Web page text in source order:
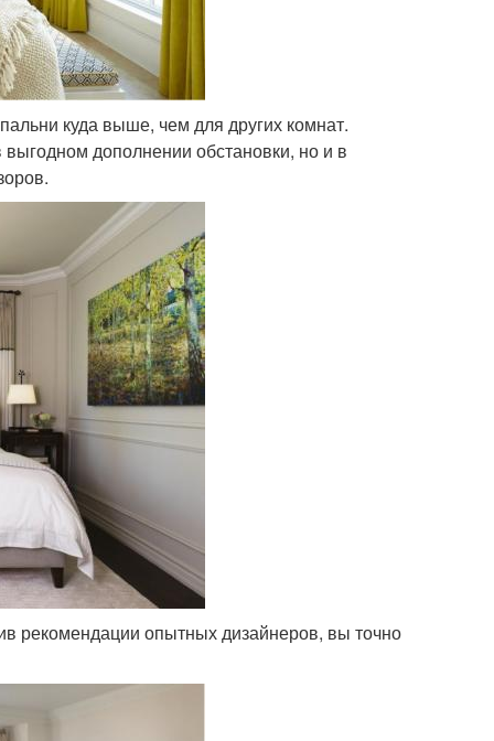
куда выше, чем для других комнат.
дополнении обстановки, но и в
рекомендации опытных дизайнеров, вы точно